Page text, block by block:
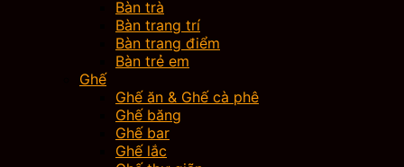
Bàn trà
Bàn trang trí
Bàn trang điểm
Bàn trẻ em
Ghế
Ghế ăn & Ghế cà phê
Ghế băng
Ghế bar
Ghế lắc